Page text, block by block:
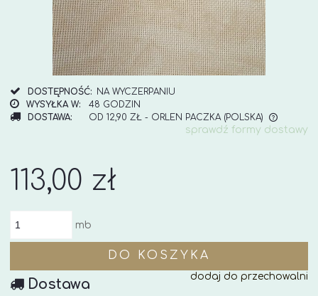
DOSTĘPNOŚĆ:
NA WYCZERPANIU
WYSYŁKA W:
48 GODZIN
DOSTAWA:
OD 12,90 ZŁ - ORLEN PACZKA (POLSKA)
CENA NIE ZAWIERA EWENTUALNYCH KOSZTÓW
sprawdź formy dostawy
113,00 zł
mb
DO KOSZYKA
dodaj do przechowalni
Dostawa